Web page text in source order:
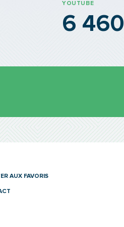
YOUTUBE
6 460
AUX FAVORIS